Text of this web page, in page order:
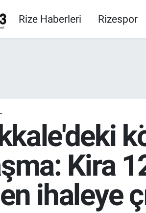
Rize Haberleri Rizespor
Kira
ihaleye